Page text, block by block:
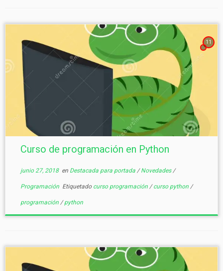
11
Curso de programación en Python
junio 27, 2018en Destacada para portada /Novedades /
Programación Etiquetado curso programación /curso python /
programación /python